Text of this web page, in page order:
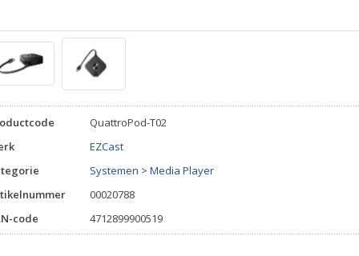
QuattroPod-T02
EZCast
Systemen > Media Player
00020788
code
4712899900519